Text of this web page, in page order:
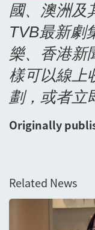
國、澳洲及
TVB最新劇
樂、香港新
樣可以線上
劃，或者立
Originally
Related News